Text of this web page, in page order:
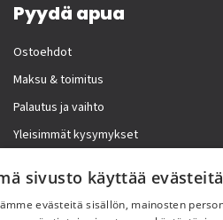
Pyydä apua
Ostoehdot
Maksu & toimitus
Palautus ja vaihto
Yleisimmät kysymykset
Lisää meistä
Yritystiedot
sivusto käyttää evästeitä
evästeitä sisällön, mainosten